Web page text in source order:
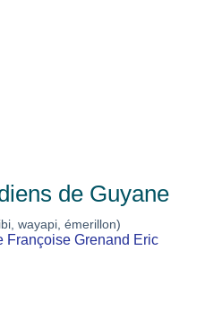
de Guyane
wayapi, émerillon)
Françoise Grenand Eric